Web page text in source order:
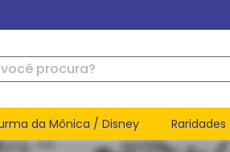
procura?
da Mônica / Disney Raridades